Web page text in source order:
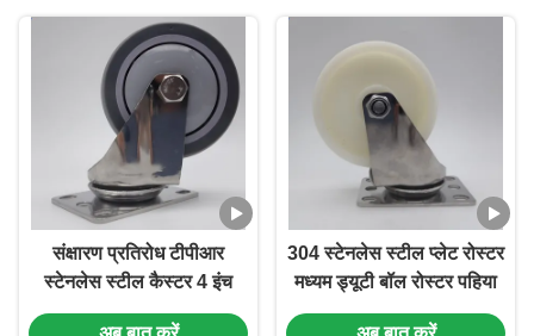
संक्षारण प्रतिरोध टीपीआर
स्टेनलेस स्टील कैस्टर 4 इंच
ट्रॉली व्हील मध्यम-ड्यूटी
304 स्टेनलेस स्टील प्लेट रोस्टर
मध्यम ड्यूटी बॉल रोस्टर पहिया
एकल 3" लॉक करने योग्य कठोर